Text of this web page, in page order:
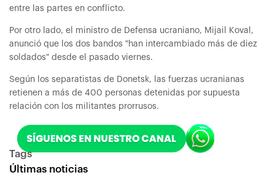
entre las partes en conflicto.
Por otro lado, el ministro de Defensa ucraniano, Mijail Koval,
anunció que los dos bandos "han intercambiado más de diez
soldados" desde el pasado viernes.
Según los separatistas de Donetsk, las fuerzas ucranianas
retienen a más de 400 personas detenidas por supuesta
relación con los militantes prorrusos.
Tags
Últimas noticias